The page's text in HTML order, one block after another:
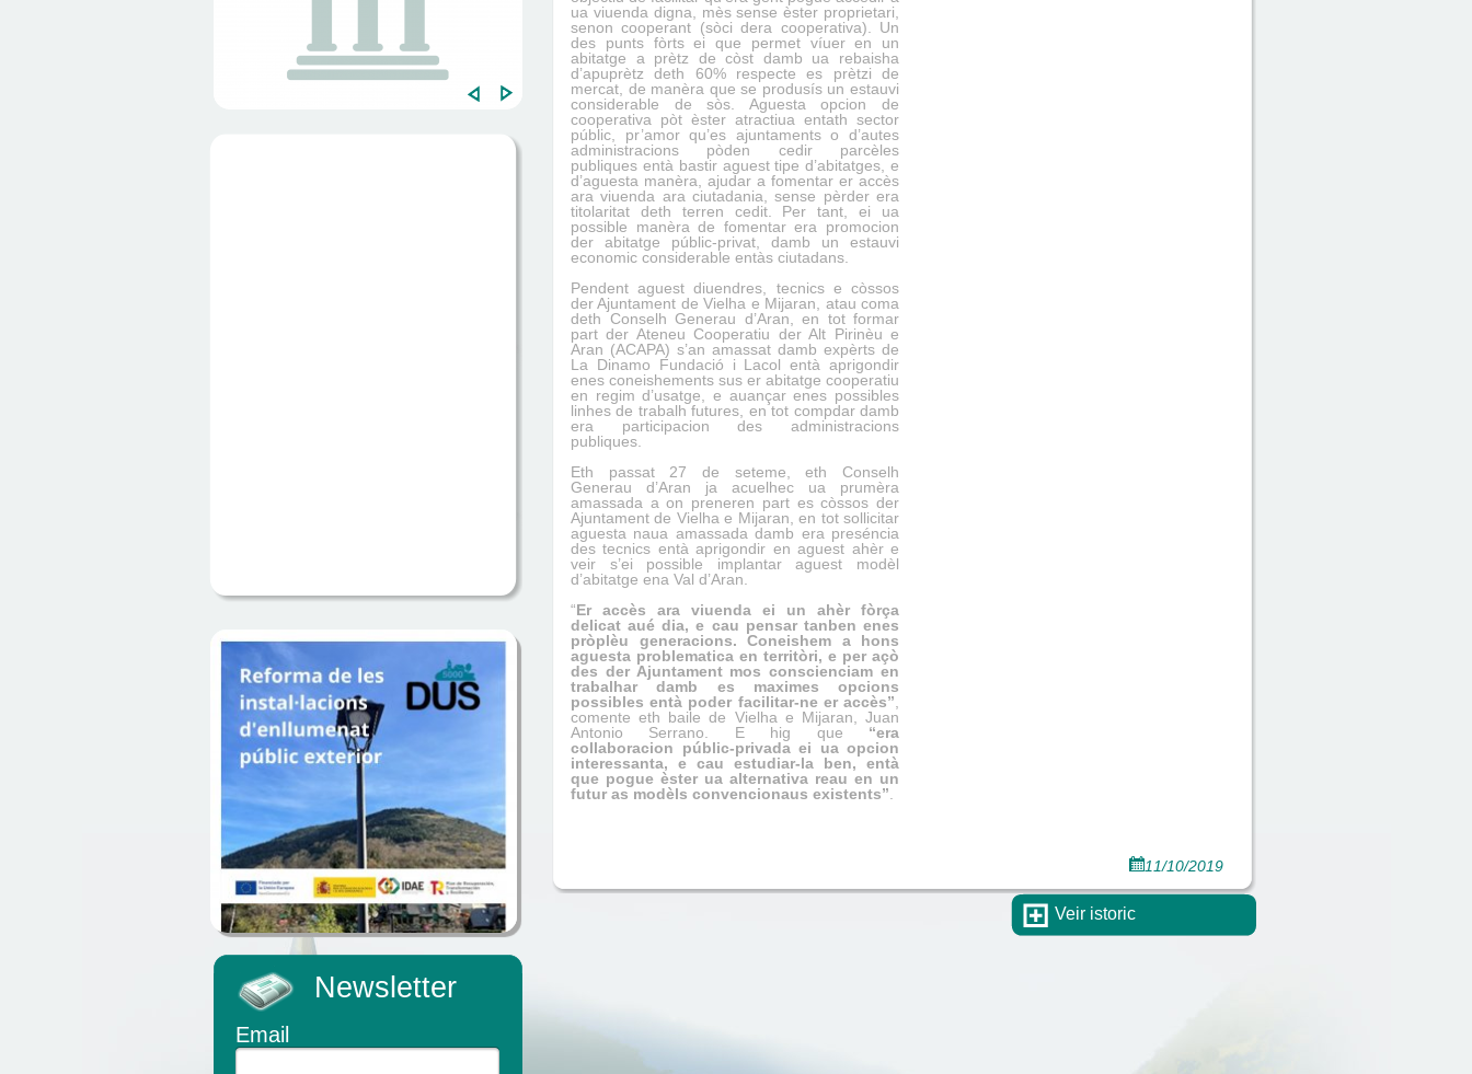
Newsletter
Email
ua viuenda digna, mès sense èster proprietari,
senon cooperant (sòci dera cooperativa). Un
des punts fòrts ei que permet víuer en un
abitatge a prètz de còst damb ua rebaisha
d’apuprètz deth 60% respecte es prètzi de
mercat, de manèra que se produsís un estauvi
considerable de sòs. Aguesta opcion de
cooperativa pòt èster atractiua entath sector
públic, pr’amor qu’es ajuntaments o d’autes
administracions pòden cedir parcèles
publiques entà bastir aguest tipe d’abitatges, e
d’aguesta manèra, ajudar a fomentar er accès
ara viuenda ara ciutadania, sense pèrder era
titolaritat deth terren cedit.
Per tant, ei ua
possible manèra de fomentar era promocion
der abitatge públic-privat, damb un estauvi
economic considerable entàs ciutadans.
Pendent aguest diuendres, tecnics e còssos
der Ajuntament de Vielha e Mijaran, atau coma
deth Conselh Generau d’Aran, en tot formar
part der Ateneu Cooperatiu der Alt Pirinèu e
Aran (ACAPA) s’an amassat damb expèrts de
La Dinamo Fundació i Lacol entàaprigondir
enes coneishements sus er abitatge cooperatiu
en regim d’usatge , e auançar enes possibles
linhes de trabalh futures, en tot compdar damb
era participacion des administracions
publiques.
Eth passat 27 de seteme, eth Conselh
Generau d’Aran ja acuelhec ua prumèra
amassada a on preneren part es còssos der
Ajuntament de Vielha e Mijaran, en tot sollicitar
aguesta naua amassada damb era preséncia
des tecnics entà aprigondir en aguest ahèr e
veir s’ei possible implantar aguest modèl
d’abitatge ena Val d’Aran.
“Er accès ara viuenda ei un ahèr fòrça
delicat aué dia, e cau pensar tanben enes
pròplèu generacions. Coneishem a hons
aguesta problematica en territòri, e per açò
des der Ajuntament mos conscienciam en
trabalhar damb es maximes opcions
possibles entà poder facilitar-ne er accès”
comente eth baile de Vielha e Mijaran, Juan
Antonio Serrano. E hig que “era
collaboracion públic-privada ei ua opcion
interessanta, e cau estudiar-la ben, entà
que pogue èster ua alternativa reau en un
futur as modèls convencionaus existents”
11/10/2019
Veir istoric